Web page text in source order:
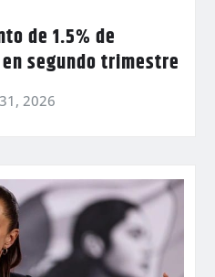
de 1.5% de
segundo trimestre
2026